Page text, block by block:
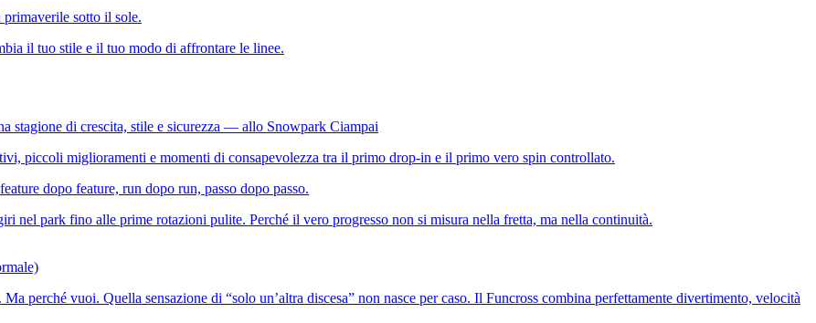
sotto il sole.
il tuo stile e il tuo modo di affrontare le linee.
stagione di crescita, stile e sicurezza — allo Snowpark Ciampai
piccoli miglioramenti e momenti di consapevolezza tra il primo drop-in e il primo vero spin controllato.
dopo feature, run dopo run, passo dopo passo.
nel park fino alle prime rotazioni pulite. Perché il vero progresso non si misura nella fretta, ma nella continuità.
vuoi. Quella sensazione di “solo un’altra discesa” non nasce per caso. Il Funcross combina perfettamente divertimento, velocità